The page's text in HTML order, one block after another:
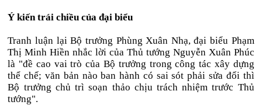
Ý kiến trái chiều của đại biểu
Tranh luận lại Bộ trưởng Phùng Xuân Nhạ, đại biểu Phạm
Thị Minh Hiền nhắc lời của Thủ tướng Nguyễn Xuân Phúc
là "đề cao vai trò của Bộ trưởng trong công tác xây dựng
thể chế; văn bản nào ban hành có sai sót phải sửa đổi thì
Bộ trưởng chủ trì soạn thảo chịu trách nhiệm trước Thủ
tướng".